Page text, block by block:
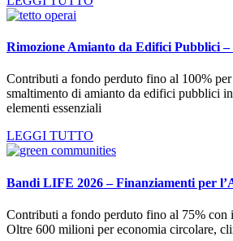
Rimozione Amianto da Edifici Pubblici
Contributi a fondo perduto fino al 100%
smaltimento di amianto da edifici pubblici
elementi essenziali
LEGGI TUTTO
Bandi LIFE 2026 – Finanziamenti per
Contributi a fondo perduto fino al 75%
Oltre 600 milioni per economia circolare,